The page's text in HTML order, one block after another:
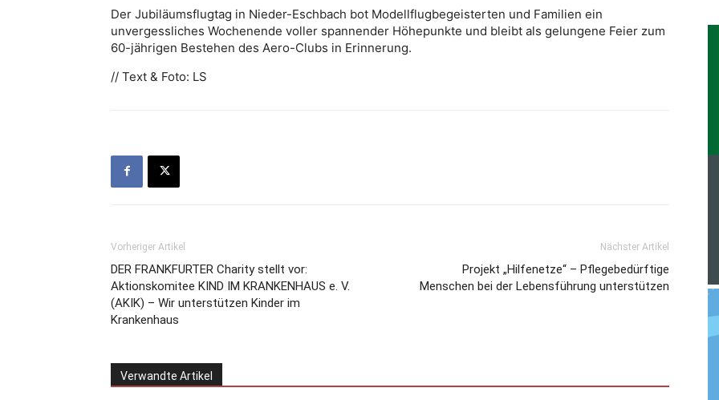
Der Jubiläumsflugtag in Nieder-Eschbach bot Modellflugbegeisterten und Familien ein
unvergessliches Wochenende voller spannender Höhepunkte und bleibt als gelungene Feier zum
60-jährigen Bestehen des Aero-Clubs in Erinnerung.
// Text & Foto: LS
Vorheriger Artikel
DER FRANKFURTER Charity stellt vor:
Aktionskomitee KIND IM KRANKENHAUS e. V.
(AKIK) – Wir unterstützen Kinder im
Krankenhaus
Nächster Artikel
Projekt „Hilfenetze“ – Pflegebedürftige
Menschen bei der Lebensführung unterstützen
Verwandte Artikel